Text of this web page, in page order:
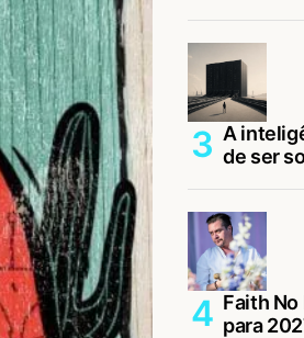
A
de ser
Faith
para